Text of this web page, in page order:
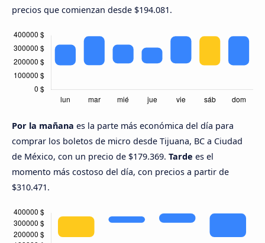
precios que comienzan desde $194.081.
Por la mañana es la parte más económica del día para
comprar los boletos de micro desde Tijuana, BC a Ciudad
de México, con un precio de $179.369. Tarde es el
momento más costoso del día, con precios a partir de
$310.471.